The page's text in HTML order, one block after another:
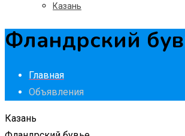
Казань
Фландрский
Главная
Объявления
Казань